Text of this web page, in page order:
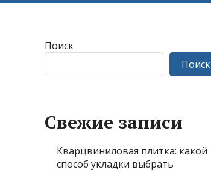
Поиск
Поиск
Свежие записи
Кварцвиниловая плитка: какой
способ укладки выбрать